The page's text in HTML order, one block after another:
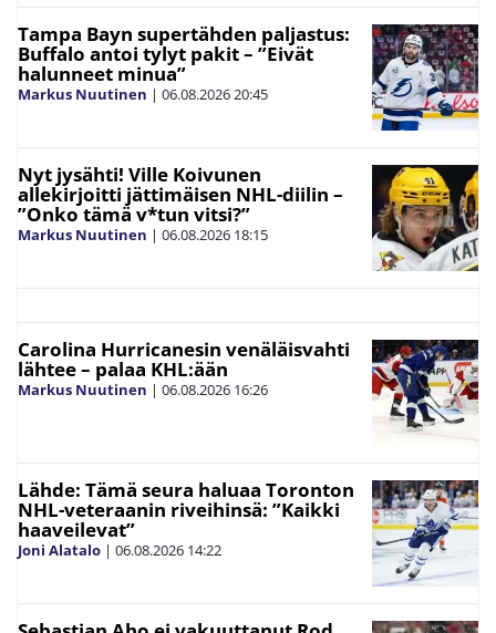
Tampa Bayn supertähden paljastus:
Buffalo antoi tylyt pakit – ”Eivät
halunneet minua”
Markus Nuutinen | 06.08.202620:45
Nyt jysähti! Ville Koivunen
allekirjoitti jättimäisen NHL-diilin –
”Onko tämä v*tun vitsi?”
Markus Nuutinen | 06.08.2026 18:15
Carolina Hurricanesin venäläisvahti
lähtee – palaa KHL:ään
Markus Nuutinen | 06.08.2026 16:26
Lähde: Tämä seura haluaa Toronton
NHL-veteraanin riveihinsä: ”Kaikki
haaveilevat”
Joni Alatalo | 06.08.2026 14:22